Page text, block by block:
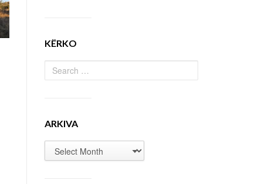
KËRKO
ARKIVA